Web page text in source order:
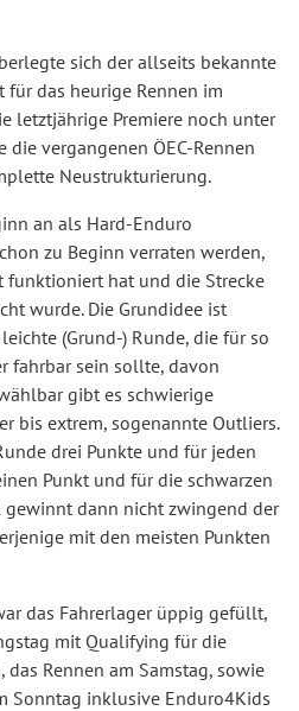
sich der allseits bekannte
für das heurige Rennen im
letztjährige Premiere noch unter
vergangenen ÖEC-Rennen
Neustrukturierung.
an als Hard-Enduro
zu Beginn verraten werden,
funktioniert hat und die Strecke
wurde. Die Grundidee ist
(Grund-) Runde, die für so
fahrbar sein sollte, davon
gibt es schwierige
bis extrem, sogenannte Outliers.
drei Punkte und für jeden
Punkt und für die schwarzen
gewinnt dann nicht zwingend der
mit den meisten Punkten
das Fahrerlager üppig gefüllt,
mit Qualifying für die
Rennen am Samstag, sowie
Sonntag inklusive Enduro4Kids